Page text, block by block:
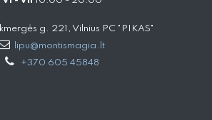
g. 221, Vilnius PC "PIKAS"
lipu@montismagia.lt
+370 605 45848